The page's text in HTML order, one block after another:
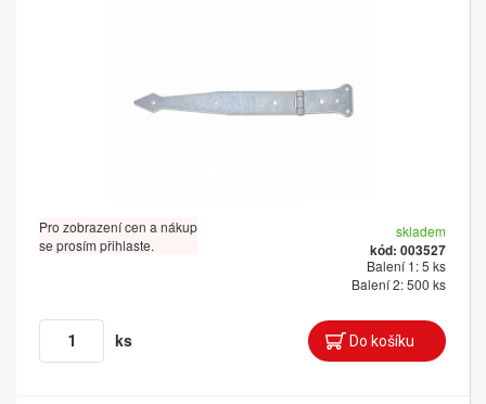
Pro zobrazení cen a nákup
se prosím přihlaste.
skladem
kód: 003527
Balení 1: 5 ks
Balení 2: 500 ks
ks